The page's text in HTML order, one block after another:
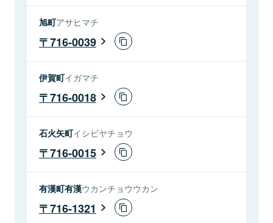
旭町アサヒマチ
716-0039
伊賀町イガマチ
716-0018
石火矢町イシビヤチョウ
716-0015
有漢町有漢ウカンチョウウカン
716-1321